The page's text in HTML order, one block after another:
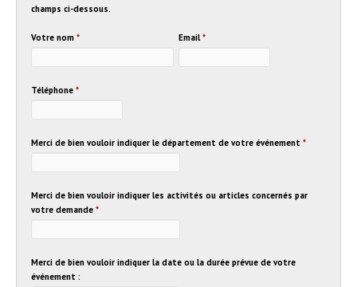
champs ci-dessous.
Votre nom * Email*
Téléphone *
Merci de bien vouloir indiquer le département de votre événement *
Merci de bien vouloir indiquer les activités ou articles concernés par
votre demande *
Merci de bien vouloir indiquer la date ou la durée prévue de votre
événement :